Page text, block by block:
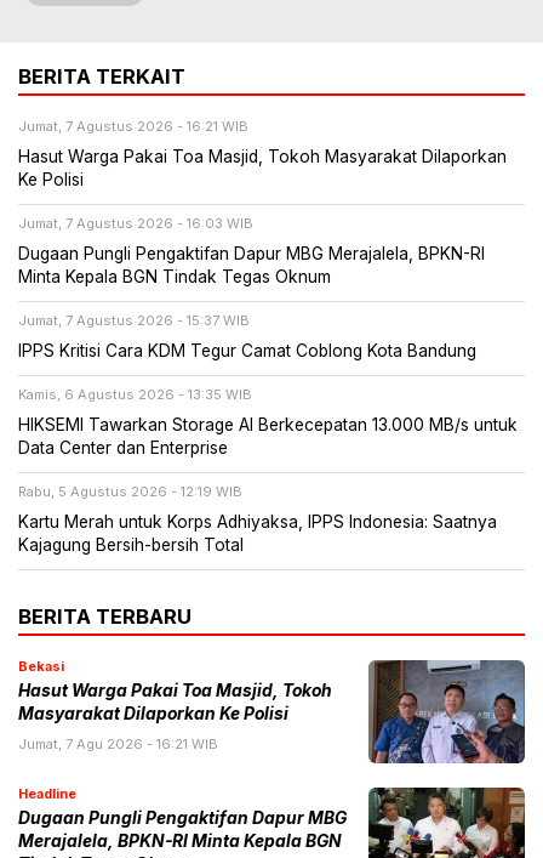
BERITA TERKAIT
Jumat, 7 Agustus 2026 - 16:21 WIB
Hasut Warga Pakai Toa Masjid, Tokoh Masyarakat Dilaporkan
Ke Polisi
Jumat, 7 Agustus 2026 - 16:03 WIB
Dugaan Pungli Pengaktifan Dapur MBG Merajalela, BPKN-RI
Minta Kepala BGN Tindak Tegas Oknum
Jumat, 7 Agustus 2026 - 15:37 WIB
IPPS Kritisi Cara KDM Tegur Camat Coblong Kota Bandung
Kamis, 6 Agustus 2026 - 13:35 WIB
HIKSEMI Tawarkan Storage AI Berkecepatan 13.000 MB/s untuk
Data Center dan Enterprise
Rabu, 5 Agustus 2026 - 12:19 WIB
Kartu Merah untuk Korps Adhiyaksa, IPPS Indonesia: Saatnya
Kajagung Bersih-bersih Total
BERITA TERBARU
Bekasi
Hasut Warga Pakai Toa Masjid, Tokoh
Masyarakat Dilaporkan Ke Polisi
Jumat, 7 Agu 2026 - 16:21 WIB
Headline
Dugaan Pungli Pengaktifan Dapur MBG
Merajalela, BPKN-RI Minta Kepala BGN